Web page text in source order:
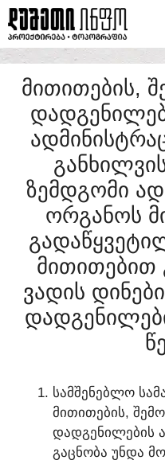
ᲛᲘᲗᲘᲗᲔᲑᲘᲡ,
ᲖᲔᲛᲓᲒᲝᲛᲘ
ᲝᲠᲒᲐᲜᲝᲡ
ᲛᲘᲗᲘᲗᲔᲑᲘᲗ
ᲕᲐᲓᲘᲡ
ᲡᲐᲛᲨᲔᲜᲔᲑᲚᲝ
ᲛᲘᲗᲘᲗᲔᲑᲘᲡ,
ᲓᲐᲓᲒᲔᲜᲘᲚᲔᲑᲘᲡ
ᲒᲐᲪᲜᲝᲑᲐ ᲣᲜᲓᲐ